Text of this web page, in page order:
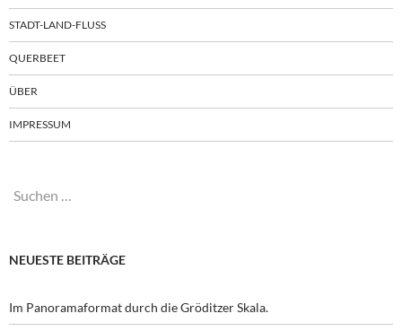
STADT-LAND-FLUSS
QUERBEET
ÜBER
IMPRESSUM
Suchen
NEUESTE BEITRÄGE
Im Panoramaformat durch die Gröditzer Skala.